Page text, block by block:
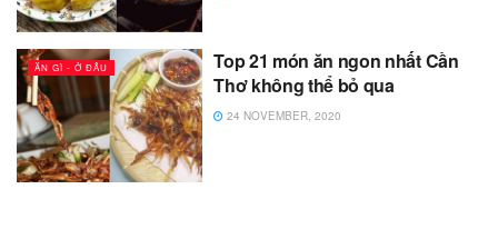
ĂN GÌ - Ở ĐÂU
Top 21 món ăn ngon nhất Cần
Thơ không thể bỏ qua
24 NOVEMBER, 2020